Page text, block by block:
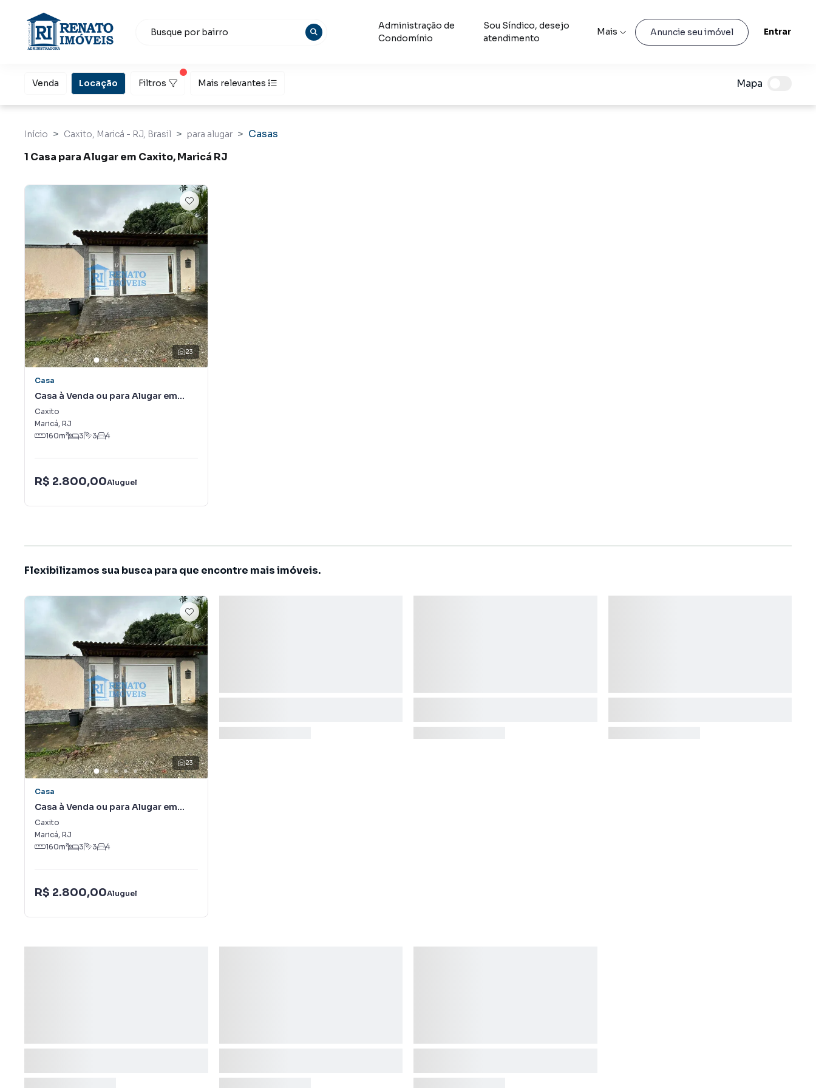
Administração de
Condomínio
Sou Síndico, desejo
atendimento
Mais Anuncie seu imóvel Entrar
Venda Locação Filtros Mais relevantes Mapa
Início Caxito, Maricá - RJ, Brasil para alugar
Casas
1 Casa para Alugar em Caxito, Maricá RJ
23
Casa
Casa à Venda ou para Alugar em
Caxito
Caxito
Maricá, RJ
160m² 3 3 4
R$ 2.800,00Aluguel
Flexibilizamos sua busca para que encontre mais imóveis.
23
Casa
Casa à Venda ou para Alugar em
Caxito
Caxito
Maricá, RJ
160m² 3 3 4
R$ 2.800,00Aluguel